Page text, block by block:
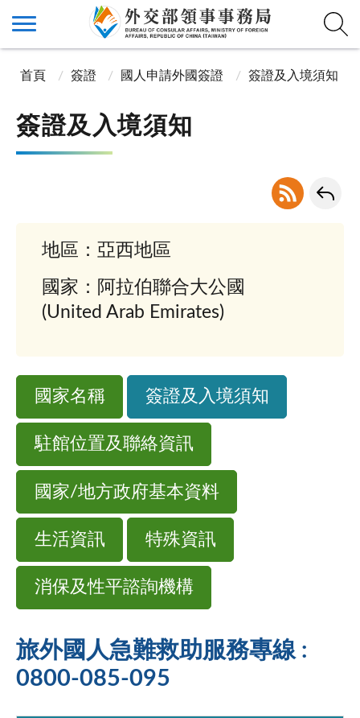
首頁 簽證 國人申請外國簽證 簽證及入境須知
簽證及入境須知
地區：亞西地區
國家：阿拉伯聯合大公國
(United Arab Emirates)
國家名稱 簽證及入境須知
駐館位置及聯絡資訊
國家/地方政府基本資料
生活資訊 特殊資訊
消保及性平諮詢機構
旅外國人急難救助服務專線 :
0800-085-095